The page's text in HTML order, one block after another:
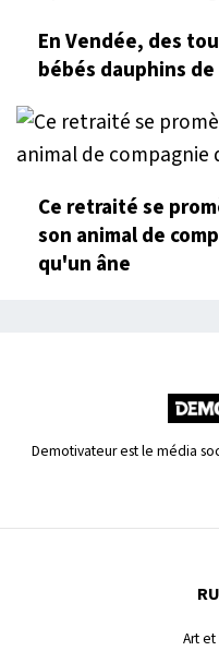
En Vendée, des
bébés dauphins de
Ce retraité se
son animal de
qu'un âne
Demotivateur est le média
Art